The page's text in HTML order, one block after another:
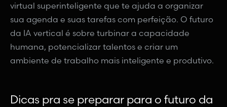
virtual superinteligente que te ajuda a organizar
sua agenda e suas tarefas com perfeição. O futuro
da IA vertical é sobre turbinar a capacidade
humana, potencializar talentos e criar um
ambiente de trabalho mais inteligente e produtivo.
Dicas pra se preparar para o futuro da